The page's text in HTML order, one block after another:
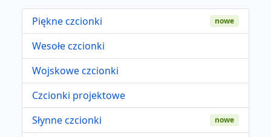
Piękne czcionki nowe
Wesołe czcionki
Wojskowe czcionki
Czcionki projektowe
Słynne czcionki
nowe